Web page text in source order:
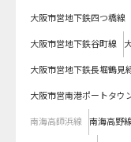
大阪市営地下鉄四つ橋線
大阪市営地下鉄谷町線
大阪市営地下鉄長堀鶴見
大阪市営南港ポートタウ
南海高師浜線 南海高野